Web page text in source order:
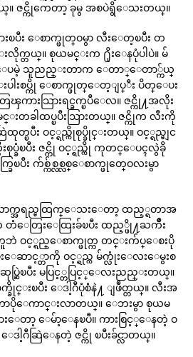
ယ္။ ဇင္ကိုကေတာ့ ခုမွ အစပဲရွိေသးတယ္။
းၿပီး ေစာက္ဖုတ္ဝမွာ လီးေတ့ၿပီး တ
က္တယ္။ စုယမင္းက ႐ိုးေနပုံပါပဲ။ မ်
ါေပမဲ့ သူညည္းတာက ေတာ္ေတာ္က်ယ္
ပါးစပ္ကို ေစာက္ဖုတ္ေတ့ျပ္ီး ပိတ္ေပး
ားသြားရင္ခက္ၿပီေလ။ ဇင္ကို႔အလိုး
တခါထပ္ၿပီးသြားတယ္။ ဇင္ကိုက လီးကို
ၿပီး ဝင့္ရည္ကိုစုပ္ခိုင္းတယ္။ ဝင့္ရည္မျင
စုပ္ခံၿပီး ဇင္ကို ဝင့္ရည္ကို ကုတင္ေပၚလွဲခို
ပီး က်စ္က်စ္လစ္လစ္ေစာက္ဖုတ္ဝေလးမွာ
လာက္အရည္မထြက္ေသးေတာ့ ထည့္ရတာအ
က တံေတြးေထြးခ်ၿပီး ထည့္ဖို႔ႀကိဳး
ဘဲ ဝင့္ရည္ေစာက္ဖုတ္က တင္းက်ပ္ေစးပို
ေဆာင့္တာကို ဝင့္ရည္က မ်က္လုံးေလးေမွးစ
ပ္ဆြဲၿပီး မပြင့္တပြင့္ေလးညည္းတယ္။
းၿပီး ေဒါ့ဂီပုံစံနဲ႔ ျဖဳတ္တယ္။ လီးအ
တာပိုေကာင္းလာတယ္။ ေဘးမွာ စုယမ
ေတာ့ ေမ်ာ့ေနၿပီ။ ကားစြင့္ေနတဲ့ ဝ
ါ့ဂီဆြဲေနတဲ့ ဇင္ကို ၿပီးခ်င္လာတယ္။